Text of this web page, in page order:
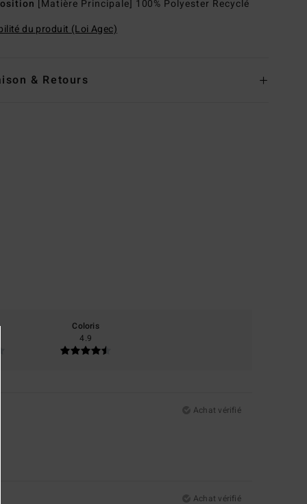
[Matière Principale] 100% Polyester Recyclé
du produit (Loi Agec)
& Retours
Coloris
4.9
Achat vérifié
Achat vérifié